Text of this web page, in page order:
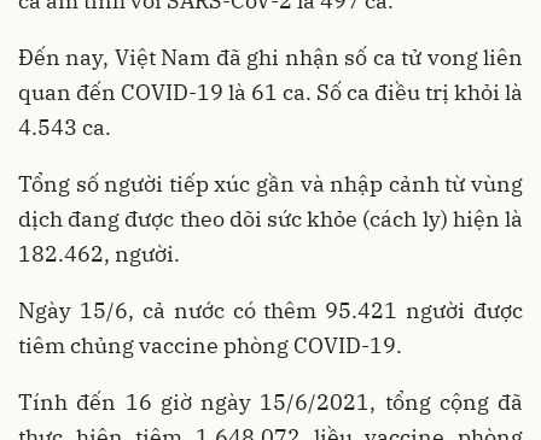
Đến nay, Việt Nam đã ghi nhận số ca tử vong liên
quan đến COVID-19 là 61 ca. Số ca điều trị khỏi là
4.543 ca.
Tổng số người tiếp xúc gần và nhập cảnh từ vùng
dịch đang được theo dõi sức khỏe (cách ly) hiện là
182.462, người.
Ngày 15/6, cả nước có thêm 95.421 người được
tiêm chủng vaccine phòng COVID-19.
Tính đến 16 giờ ngày 15/6/2021, tổng cộng đã